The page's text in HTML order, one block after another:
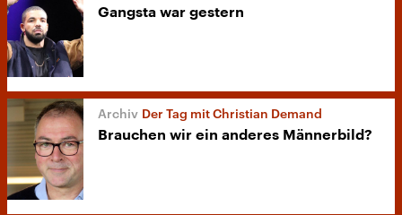
Gangsta war gestern
Der Tag mit Christian Demand
Brauchen wir ein anderes Männerbild?